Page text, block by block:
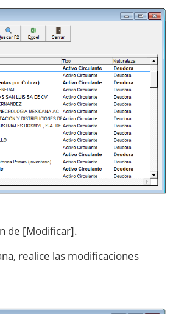
de [Modificar].
realice las modificaciones